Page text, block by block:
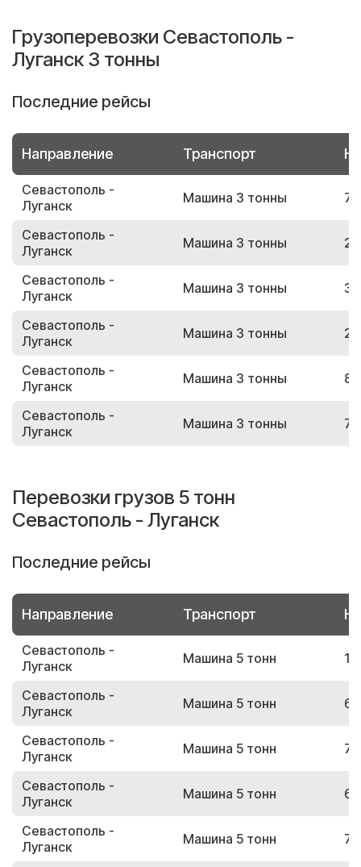
Грузоперевозки Севастополь -
Луганск 3 тонны
Последние рейсы
Направление Транспорт
Севастополь -
Луганск
Машина 3 тонны
Севастополь -
Луганск
Машина 3 тонны
Севастополь -
Луганск
Машина 3 тонны
Севастополь -
Луганск
Машина 3 тонны
Севастополь -
Луганск
Машина 3 тонны
Севастополь -
Луганск
Машина 3 тонны
Перевозки грузов 5 тонн
Севастополь - Луганск
Последние рейсы
Направление Транспорт
Севастополь -
Луганск
Машина 5 тонн
Севастополь -
Луганск
Машина 5 тонн
Севастополь -
Луганск
Машина 5 тонн
Севастополь -
Луганск
Машина 5 тонн
Севастополь -
Луганск
Машина 5 тонн